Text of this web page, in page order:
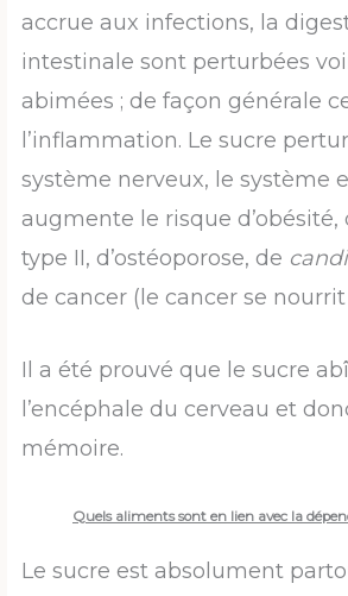
accrue aux infections, la
intestinale sont perturbées
abimées ; de façon générale
l’inflammation. Le sucre
système nerveux, le système
augmente le risque d’obésité,
type II, d’ostéoporose, de
de cancer (le cancer se nourrit
Il a été prouvé que le sucre
l’encéphale du cerveau et
mémoire.
Quels aliments sont en lien avec la
Le sucre est absolument